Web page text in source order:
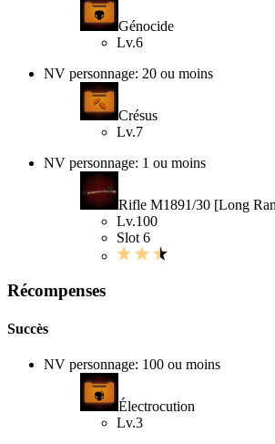
Génocide
Lv.6
NV personnage: 20 ou moins
Crésus
Lv.7
NV personnage: 1 ou moins
Rifle M1891/30 [Long
Lv.100
Slot 6
Récompenses
Succès
NV personnage: 100 ou moins
Électrocution
Lv.3